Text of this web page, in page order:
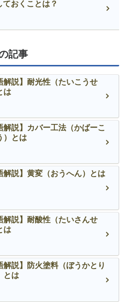
ておくことは？
記事
解説】耐光性（たいこうせ
は
解説】カバー工法（かばーこ
）とは
解説】黄変（おうへん）とは
解説】耐酸性（たいさんせ
は
解説】防火塗料（ぼうかとり
とは